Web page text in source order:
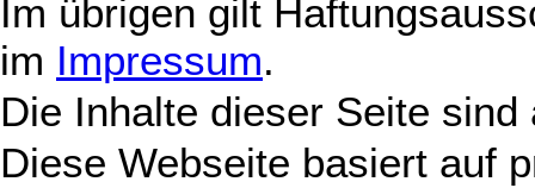
Im übrigen gilt
im Impressum.
Die Inhalte dieser Seite
Diese Webseite basiert auf